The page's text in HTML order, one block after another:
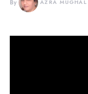
By AZRA MUGHAL